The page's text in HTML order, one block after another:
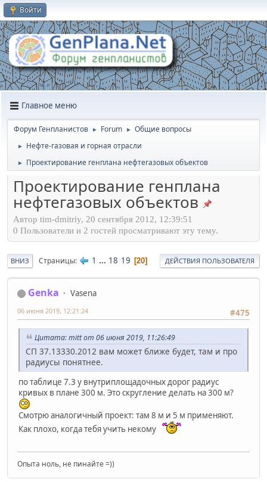
Войти
Главное меню
Форум Генпланистов ► Forum ► Общие вопросы
► Нефте-газовая и горная отрасли
► Проектирование генплана нефтегазовых объектов
Проектирование генплана
нефтегазовых объектов
Автор tim-dmitriy, 20 сентября 2012, 12:39:51
0 Пользователи и 2 гостей просматривают эту тему.
ВНИЗ Страницы 1 ... 18 19 20 ДЕЙСТВИЯ ПОЛЬЗОВАТЕЛЯ
Genka
Vasena
#475
06 июня 2019, 12:21:24
Цитата: mitt от 06 июня 2019, 11:26:49
СП 37.13330.2012 вам может ближе будет, там и про
радиусы понятнее.
по таблице 7.3 у внутриплощадочных дорог радиус
кривых в плане 300 м. Это скругление делать на 300 м?
Смотрю аналогичный проект: там 8 м и 5 м применяют.
Как плохо, когда тебя учить некому
Опыта ноль, не пинайте =))